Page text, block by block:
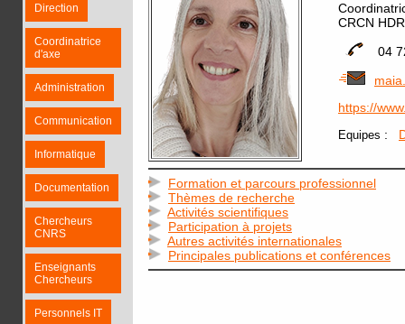
Direction
Coordinatrice
d'axe
Administration
Communication
Informatique
Documentation
Chercheurs
CNRS
Enseignants
Chercheurs
Personnels IT
CRCN
04
https://
Equipes :
Formation et parcours professionnel
Thèmes de recherche
Activités scientifiques
Participation à projets
Autres activités internationales
Principales publications et conférences